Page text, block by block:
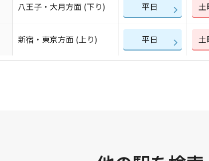
八王子・大月方面 (下り) 平日 土
新宿・東京方面 (上り) 平日 土